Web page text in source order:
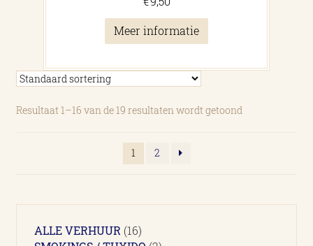
Meer informatie
Resultaat 1–16 van de 19 resultaten wordt getoond
1 2
ALLE VERHUUR 1616